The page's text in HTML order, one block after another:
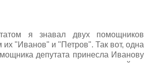
я знавал двух помощников
их "Иванов" и "Петров". Так вот, одна
депутата принесла Иванову